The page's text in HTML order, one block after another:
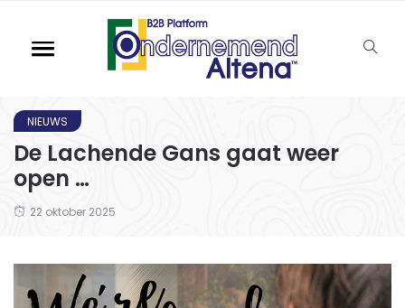
NIEUWS
De Lachende Gans gaat weer
open …
22 oktober 2025